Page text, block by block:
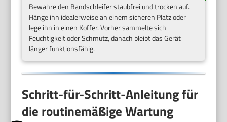
Bewahre den Bandschleifer staubfrei und trocken auf.
Hänge ihn idealerweise an einem sicheren Platz oder
lege ihn in einen Koffer. Vorher sammelte sich
Feuchtigkeit oder Schmutz, danach bleibt das Gerät
länger funktionsfähig.
Schritt-für-Schritt-Anleitung für
die routinemäßige Wartung